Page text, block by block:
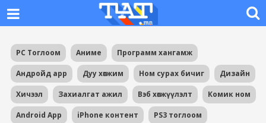
PC Тоглоом Аниме Программ хангамж
Андройд app Дуу хөгжим Ном сурах бичиг Дизайн
Хичээл Захиалгат ажил Вэб хөгжүүлэлт Комик ном
Android App iPhone контент PS3 тоглоом